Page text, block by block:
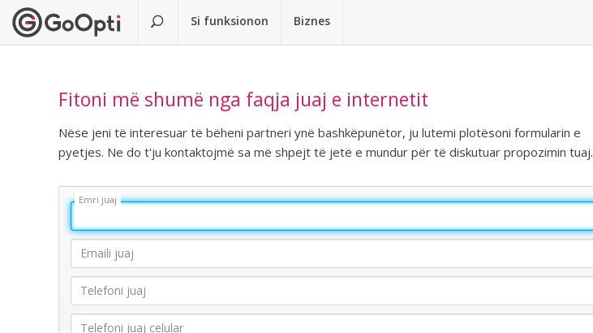
Si funksionon Biznes
Fitoni më shumë nga faqja juaj e internetit
Nëse jeni të interesuar të bëheni partneri ynë bashkëpunëtor, ju lutemi plotësoni formularin e
pyetjes. Ne do t'ju kontaktojmë sa më shpejt të jetë e mundur për të diskutuar propozimin tuaj.